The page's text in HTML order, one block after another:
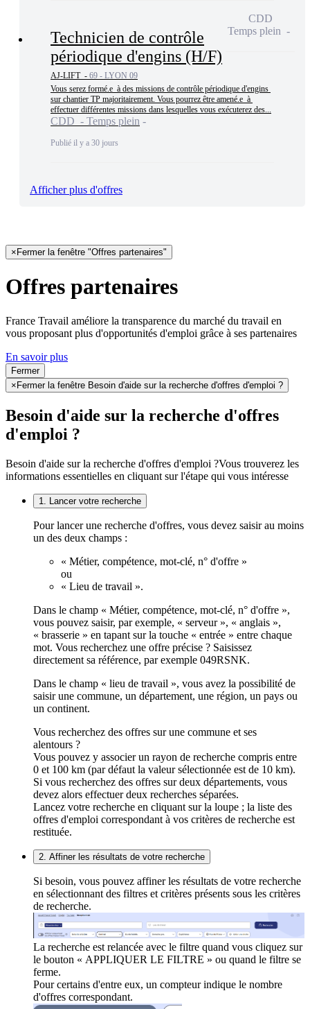
Technicien de contrôle
périodique d'engins (H/F)
AJ-LIFT - 69 - LYON 09
Vous serez formé.e  à des missions de contrôle périodique d'engins
sur chantier TP majoritairement. Vous pourrez être amené.e  à
effectuer différentes missions dans lesquelles vous exécuterez des...
CDD - Temps plein
Publié il y a 30 jours
CDD
Temps plein
Afficher plus d'offres
× Fermer la fenêtre "Offres partenaires"
Offres partenaires
France Travail améliore la transparence du marché du travail en
vous proposant plus d'opportunités d'emploi grâce à ses partenaires
En savoir plus
Fermer
×Fermer la fenêtre Besoin d'aide sur la recherche d'offres d'emploi ?
Besoin d'aide sur la recherche d'offres
d'emploi ?
Besoin d'aide sur la recherche d'offres d'emploi ?Vous trouverez les
informations essentielles en cliquant sur l'étape qui vous intéresse
1. Lancer votre recherche
Pour lancer une recherche d'offres, vous devez saisir au moins
un des deux champs :
« Métier, compétence, mot-clé, n° d'offre »
ou
« Lieu de travail ».
Dans le champ « Métier, compétence, mot-clé, n° d'offre »,
vous pouvez saisir, par exemple, « serveur », « anglais »,
« brasserie » en tapant sur la touche « entrée » entre chaque
mot. Vous recherchez une offre précise ? Saisissez
directement sa référence, par exemple 049RSNK.
Dans le champ « lieu de travail », vous avez la possibilité de
saisir une commune, un département, une région, un pays ou
un continent.
Vous recherchez des offres sur une commune et ses
alentours ?
Vous pouvez y associer un rayon de recherche compris entre
0 et 100 km (par défaut la valeur sélectionnée est de 10 km).
Si vous recherchez des offres sur deux départements, vous
devez alors effectuer deux recherches séparées.
Lancez votre recherche en cliquant sur la loupe ; la liste des
offres d'emploi correspondant à vos critères de recherche est
restituée.
2. Affiner les résultats de votre recherche
Si besoin, vous pouvez affiner les résultats de votre recherche
en sélectionnant des filtres et critères présents sous les critères
de recherche.
La recherche est relancée avec le filtre quand vous cliquez sur
le bouton « APPLIQUER LE FILTRE » ou quand le filtre se
ferme.
Pour certains d'entre eux, un compteur indique le nombre
d'offres correspondant.